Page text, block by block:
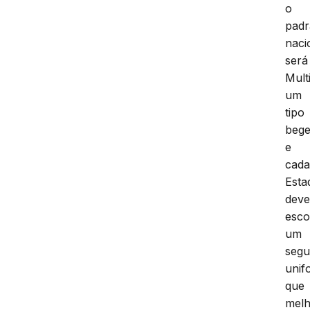
o
será
um
tipo
e
cada
deve
um
que